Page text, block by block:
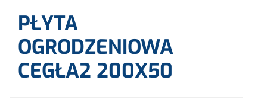
PŁYTA
OGRODZENIOWA
CEGŁA2 200X50